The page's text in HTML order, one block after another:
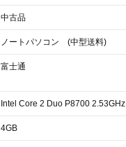
中古品
ノートパソコン (中型送料)
富士通
Intel Core 2 Duo P8700 2.53GHz
4GB